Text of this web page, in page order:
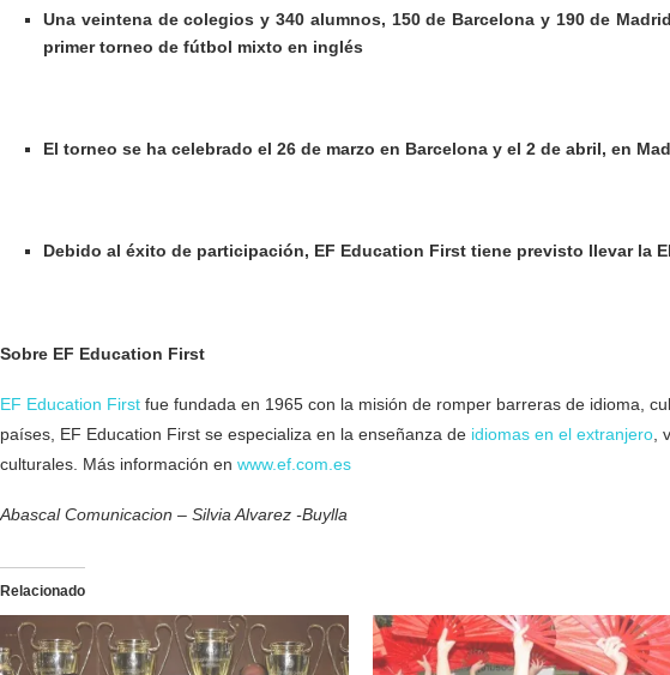
Una veintena de colegios y 340 alumnos, 150 de Barcelona y 190 de
primer torneo de fútbol mixto en inglés
El torneo se ha celebrado el 26 de marzo en Barcelona y el 2 de abril, en
Debido al éxito de participación, EF Education First tiene previsto llevar la
Sobre EF Education First
EF Education First fue fundada en 1965 con la misión de romper barreras de idioma,
países, EF Education First se especializa en la enseñanza de idiomas en el extranjero
culturales. Más información en www.ef.com.es
Abascal Comunicacion – Silvia Alvarez -Buylla
Relacionado